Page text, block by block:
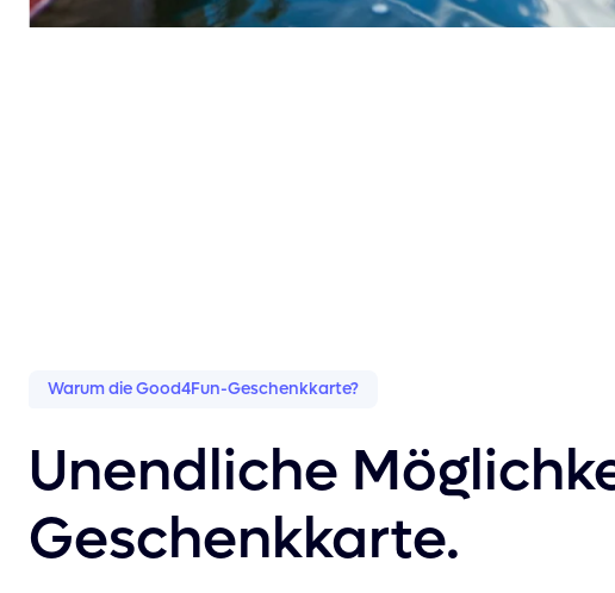
Warum die Good4Fun-Geschenkkarte?
Unendliche
Geschenkkarte.